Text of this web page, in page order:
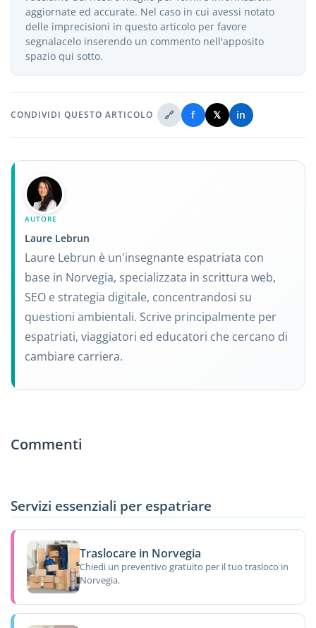
aggiornate ed accurate. Nel caso in cui avessi notato
delle imprecisioni in questo articolo per favore
segnalacelo inserendo un commento nell'apposito
spazio qui sotto.
CONDIVIDI QUESTO ARTICOLO 🔗 f 𝕏 in
AUTORE
Laure Lebrun
Laure Lebrun è un'insegnante espatriata con
base in Norvegia, specializzata in scrittura web,
SEO e strategia digitale, concentrandosi su
questioni ambientali. Scrive principalmente per
espatriati, viaggiatori ed educatori che cercano di
cambiare carriera.
Commenti
Servizi essenziali per espatriare
Traslocare in Norvegia
Chiedi un preventivo gratuito per il tuo trasloco in
Norvegia.